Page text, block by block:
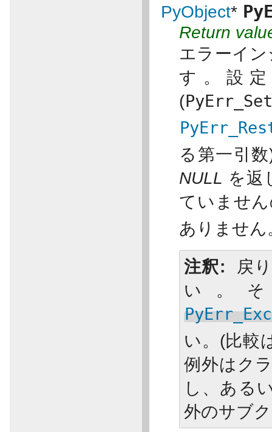
PyObject*
Return
エラーイ
す。設
(
る第一引
NULL を返
ていませ
ありません
注釈
戻
い。
い。(比較
例外はク
し、ある
外のサブ